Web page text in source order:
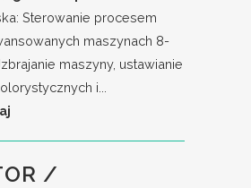
Sterowanie procesem
maszynach 8-
maszyny, ustawianie
i...
/